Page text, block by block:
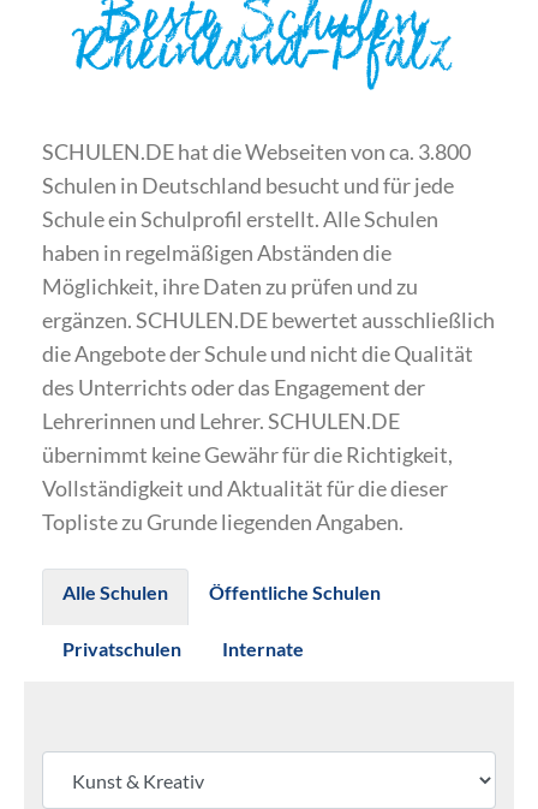
Beste Schulen
Rheinland-Pfalz
SCHULEN.DE hat die Webseiten von ca. 3.800
Schulen in Deutschland besucht und für jede
Schule ein Schulprofil erstellt. Alle Schulen
haben in regelmäßigen Abständen die
Möglichkeit, ihre Daten zu prüfen und zu
ergänzen. SCHULEN.DE bewertet ausschließlich
die Angebote der Schule und nicht die Qualität
des Unterrichts oder das Engagement der
Lehrerinnen und Lehrer. SCHULEN.DE
übernimmt keine Gewähr für die Richtigkeit,
Vollständigkeit und Aktualität für die dieser
Topliste zu Grunde liegenden Angaben.
Alle Schulen Öffentliche Schulen
Privatschulen Internate